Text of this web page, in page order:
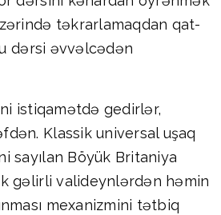
təkrarlamaqdan qat-
dərsi əvvəlcədən
istiqamətdə gedirlər,
Klassik universal uşaq
sayılan Böyük Britaniya
gəlirli valideynlərdən həmin
mexanizmini tətbiq